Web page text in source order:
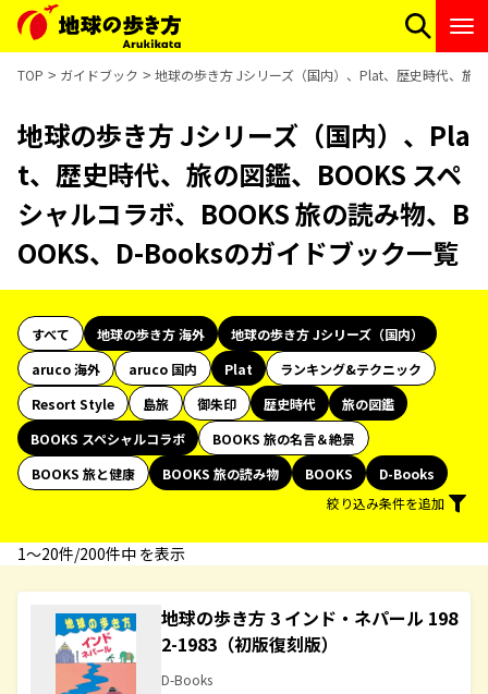
TOP ガイドブック 地球の歩き方 Jシリーズ（国内）、Plat、歴史時代、旅
地球の歩き方 Jシリーズ（国内）、Pla
t、歴史時代、旅の図鑑、BOOKS スペ
シャルコラボ、BOOKS 旅の読み物、B
OOKS、D-Booksのガイドブック一覧
すべて 地球の歩き方 海外
地球の歩き方 Jシリーズ（国内）
aruco 海外
aruco 国内 Plat
ランキング&テクニック
Resort Style
島旅 御朱印 歴史時代
旅の図鑑
BOOKS スペシャルコラボ
BOOKS 旅の名言＆絶景
BOOKS 旅と健康
BOOKS 旅の読み物 BOOKS
D-Books
絞り込み条件を追加
1〜20件/200件中 を表示
地球の歩き方 3 インド・ネパール 198
2-1983（初版復刻版）
D-Books